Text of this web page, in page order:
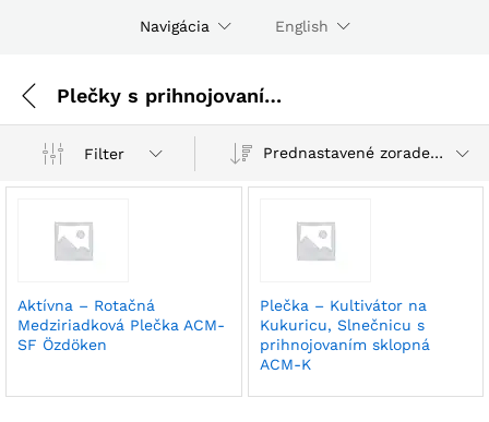
Navigácia English
Plečky s prihnojovaním - tuhé hnojivo
Filter Prednastavené zoradenie
Aktívna – Rotačná
Medziriadková Plečka ACM-
SF Özdöken
Plečka – Kultivátor na
Kukuricu, Slnečnicu s
prihnojovaním sklopná
ACM-K